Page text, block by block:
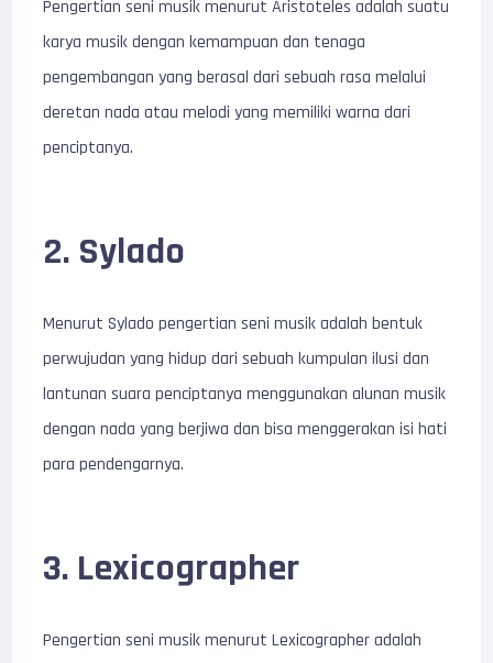
Pengertian seni musik menurut Aristoteles adalah suatu
karya musik dengan kemampuan dan tenaga
pengembangan yang berasal dari sebuah rasa melalui
deretan nada atau melodi yang memiliki warna dari
penciptanya.
2. Sylado
Menurut Sylado pengertian seni musik adalah bentuk
perwujudan yang hidup dari sebuah kumpulan ilusi dan
lantunan suara penciptanya menggunakan alunan musik
dengan nada yang berjiwa dan bisa menggerakan isi hati
para pendengarnya.
3. Lexicographer
Pengertian seni musik menurut Lexicographer adalah